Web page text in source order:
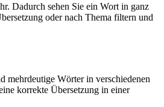
Dadurch sehen Sie ein Wort in ganz
oder nach Thema filtern und
mehrdeutige Wörter in verschiedenen
korrekte Übersetzung in einer